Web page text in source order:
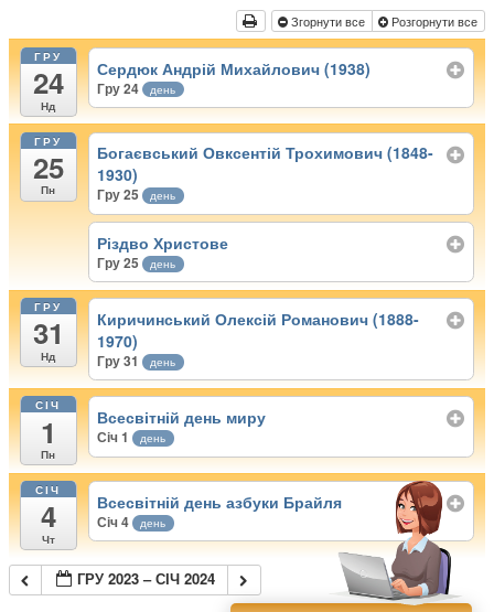
Згорнути все Розгорнути все
ГРУ
24
Нд
Сердюк Андрій Михайлович (1938)
Гру 24 день
ГРУ
25
Пн
Богаєвський Овксентій Трохимович (1848-
1930)
Гру 25 день
Різдво Христове
Гру 25 день
ГРУ
31
Нд
Киричинський Олексій Романович (1888-
1970)
Гру 31 день
СІЧ
1
Пн
Всесвітній день миру
Січ 1 день
СІЧ
4
Чт
Всесвітній день азбуки Брайля
Січ 4 день
ГРУ 2023 – СІЧ 2024